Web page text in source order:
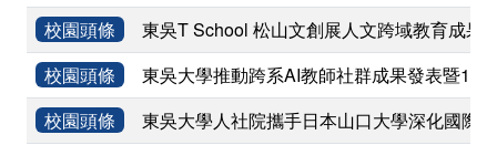
校園頭條
東吳T School 松山文創展人文跨域教育成果
校園頭條
東吳大學推動跨系AI教師社群成果發表暨
校園頭條
東吳大學人社院攜手日本山口大學深化國際